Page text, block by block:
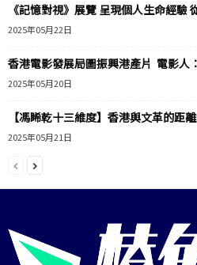
《記憶對視》展覽 呈現個人生命經驗
2025年05月22日
香港電影發展局圖振興港產片 電影人
2025年05月20日
【馮睎乾十三維度】香港與文革的距離
2025年05月21日